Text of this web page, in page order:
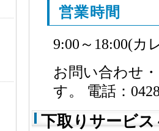
営業時間
9:00～18:00(カ
お問い合わせ
す。 電話：
下取りサービ